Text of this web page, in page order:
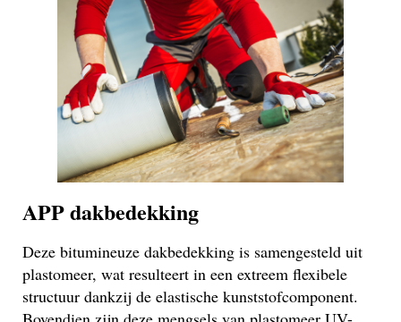
APP dakbedekking
Deze bitumineuze dakbedekking is samengesteld uit
plastomeer, wat resulteert in een extreem flexibele
structuur dankzij de elastische kunststofcomponent.